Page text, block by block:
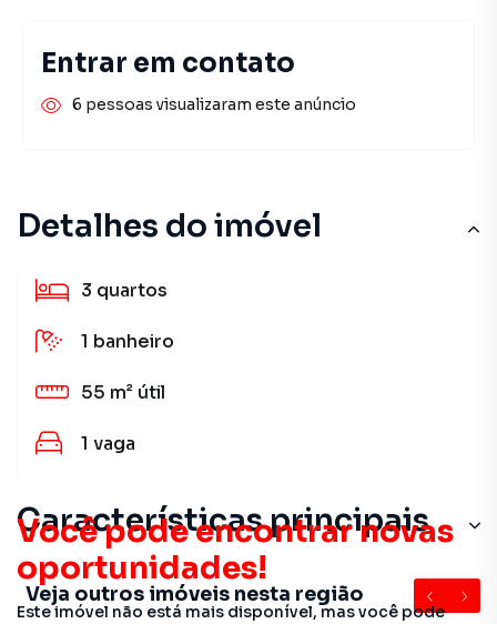
Você pode encontrar novas
oportunidades!
Este imóvel não está mais disponível, mas você pode
Detalhes do imóvel
3 quartos
1 banheiro
55 m² útil
1 vaga
Características principais
Veja outros imóveis nesta região
Entrar em contato
6 pessoas visualizaram este anúncio